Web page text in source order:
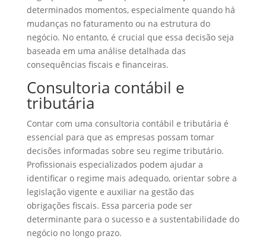
determinados momentos, especialmente quando há
mudanças no faturamento ou na estrutura do
negócio. No entanto, é crucial que essa decisão seja
baseada em uma análise detalhada das
consequências fiscais e financeiras.
Consultoria contábil e
tributária
Contar com uma consultoria contábil e tributária é
essencial para que as empresas possam tomar
decisões informadas sobre seu regime tributário.
Profissionais especializados podem ajudar a
identificar o regime mais adequado, orientar sobre a
legislação vigente e auxiliar na gestão das
obrigações fiscais. Essa parceria pode ser
determinante para o sucesso e a sustentabilidade do
negócio no longo prazo.